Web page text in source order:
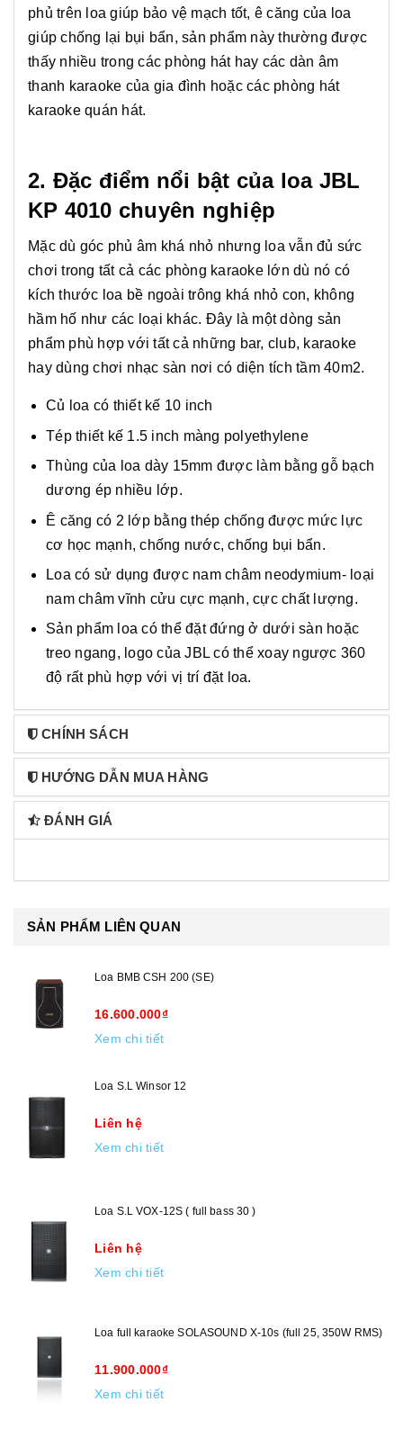
phủ trên loa giúp bảo vệ mạch tốt, ê căng của loa
giúp chống lại bụi bẩn, sản phẩm này thường được
thấy nhiều trong các phòng hát hay các dàn âm
thanh karaoke của gia đình hoặc các phòng hát
karaoke quán hát.
2. Đặc điểm nổi bật của loa JBL
KP 4010 chuyên nghiệp
Mặc dù góc phủ âm khá nhỏ nhưng loa vẫn đủ sức
chơi trong tất cả các phòng karaoke lớn dù nó có
kích thước loa bề ngoài trông khá nhỏ con, không
hầm hố như các loại khác. Đây là một dòng sản
phẩm phù hợp với tất cả những bar, club, karaoke
hay dùng chơi nhạc sàn nơi có diện tích tầm 40m2.
Củ loa có thiết kế 10 inch
Tép thiết kế 1.5 inch màng polyethylene
Thùng của loa dày 15mm được làm bằng gỗ bạch
dương ép nhiều lớp.
Ê căng có 2 lớp bằng thép chống được mức lực
cơ học mạnh, chống nước, chống bụi bẩn.
Loa có sử dụng được nam châm neodymium- loại
nam châm vĩnh cửu cực mạnh, cực chất lượng.
Sản phẩm loa có thể đặt đứng ở dưới sàn hoặc
treo ngang, logo của JBL có thể xoay ngược 360
độ rất phù hợp với vị trí đặt loa.
CHÍNH SÁCH
HƯỚNG DẪN MUA HÀNG
ĐÁNH GIÁ
SẢN PHẨM LIÊN QUAN
Loa BMB CSH 200 (SE)
16.600.000₫
Xem chi tiết
Loa S.L Winsor 12
Liên hệ
Xem chi tiết
Loa S.L VOX-12S ( full bass 30 )
Liên hệ
Xem chi tiết
Loa full karaoke SOLASOUND X-10s (full 25, 350W RMS)
11.900.000₫
Xem chi tiết